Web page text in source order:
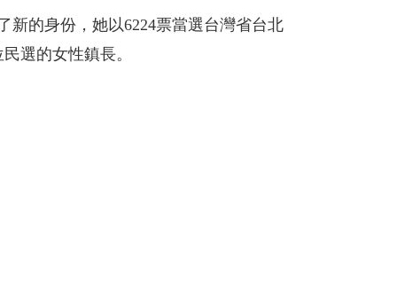
新的身份，她以6224票當選台灣省台北
選的女性鎮長。